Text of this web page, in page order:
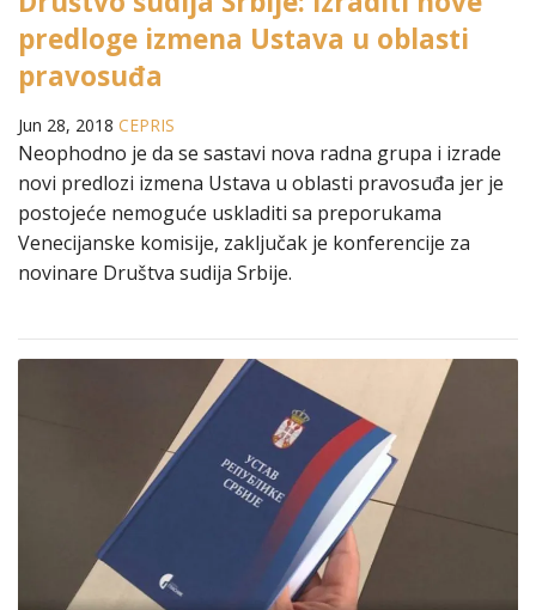
predloge izmena Ustava u oblasti
pravosuđa
Jun 28, 2018 CEPRIS
Neophodno je da se sastavi nova radna grupa i izrade
novi predlozi izmena Ustava u oblasti pravosuđa jer je
postojeće nemoguće uskladiti sa preporukama
Venecijanske komisije, zaključak je konferencije za
novinare Društva sudija Srbije.